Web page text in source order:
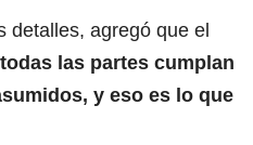
detalles, agregó que el
las partes cumplan
y eso es lo que